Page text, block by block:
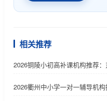
相关推荐
2026铜陵小初高补课机构推荐
2026衢州中小学一对一辅导机